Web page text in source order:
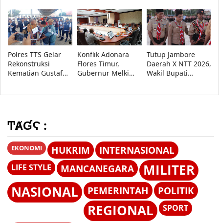
Dua Orang Lain
SKCK Online Jadi
Sorotan
Pangdam
XVII/Cenderawasih
Polres TTS Gelar
Rekonstruksi
Kematian Gustaf
Konflik Adonara
Flores Timur,
Gubernur Melki
Tutup Jambore
Daerah X NTT 2026,
Wakil Bupati
ͲȺƓϚ :
EKONOMI HUKRIM INTERNASIONAL
LIFE STYLE MANCANEGARA
MILITER
NASIONAL
PEMERINTAH POLITIK
REGIONAL SPORT